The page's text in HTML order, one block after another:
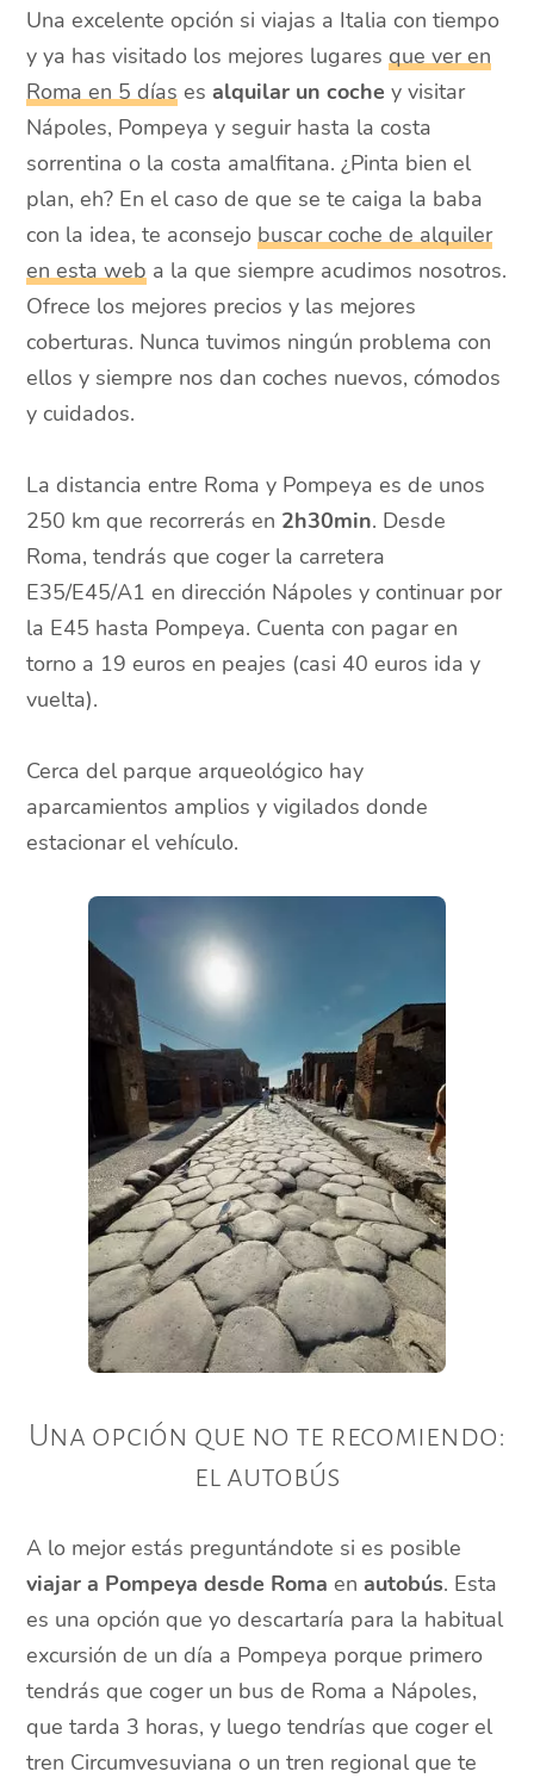
Una excelente opción si viajas a Italia con tiempo
y ya has visitado los mejores lugaresque ver en
Roma en 5 días esalquilar un coche y visitar
Nápoles, Pompeya y seguir hasta la costa
sorrentina o la costa amalfitana. ¿Pinta bien el
plan, eh? En el caso de que se te caiga la baba
con la idea, te aconsejobuscar coche de alquiler
en esta web a la que siempre acudimos nosotros.
Ofrece los mejores precios y las mejores
coberturas. Nunca tuvimos ningún problema con
ellos y siempre nos dan coches nuevos, cómodos
y cuidados.
La distancia entre Roma y Pompeya es de unos
250 km que recorrerás en 2h30min. Desde
Roma, tendrás que coger la carretera
E35/E45/A1 en dirección Nápoles y continuar por
la E45 hasta Pompeya. Cuenta con pagar en
torno a 19 euros en peajes (casi 40 euros ida y
vuelta).
Cerca del parque arqueológico hay
aparcamientos amplios y vigilados donde
estacionar el vehículo.
Una opción que no te recomiendo:
el autobús
A lo mejor estás preguntándote si es posible
viajar a Pompeya desde Romaenautobús. Esta
es una opción que yo descartaría para la habitual
excursión de un día a Pompeya porque primero
tendrás que coger un bus de Roma a Nápoles,
que tarda 3 horas, y luego tendrías que coger el
tren Circumvesuviana o un tren regional que te